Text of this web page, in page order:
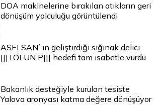
DOA makinelerine bırakılan atıkların geri
dönüşüm yolculuğu görüntülendi
ASELSAN`ın geliştirdiği sığınak delici
|||TOLUN P||| hedefi tam isabetle vurdu
Bakanlık desteğiyle kurulan tesiste
Yalova aronyası katma değere dönüşüyor